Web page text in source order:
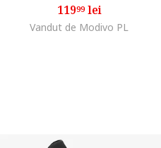
11999lei
Vandut de Modivo PL